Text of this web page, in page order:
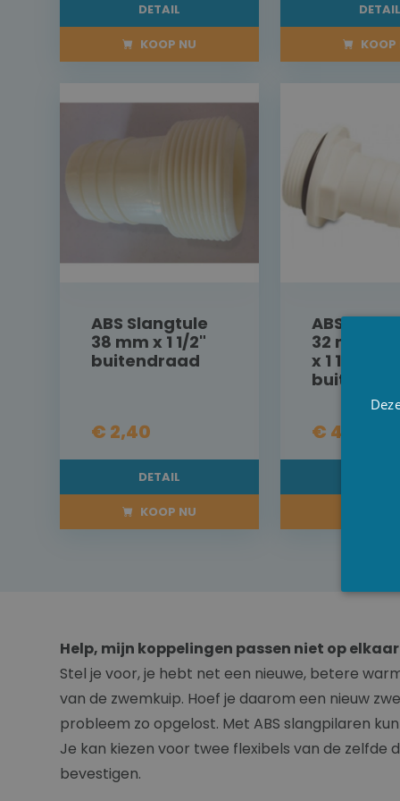
DETAIL
KOOP NU
DETAIL
KOOP
ABS Slangtule
38 mm x 1 1/2"
buitendraad
€ 2,40
DETAIL
KOOP NU
ABS
32 mm -
x 1 1/2"
€ 4,50
Help, mijn koppelingen passen niet op elkaar
Stel je voor, je hebt net een nieuwe, betere
van de zwemkuip. Hoef je daarom een nieuw
probleem zo opgelost. Met ABS slangpilaren
Je kan kiezen voor twee flexibels van de
bevestigen.